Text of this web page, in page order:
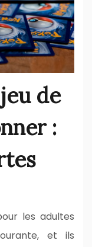
de
:
les adultes
et ils